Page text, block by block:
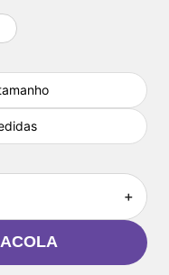
＋